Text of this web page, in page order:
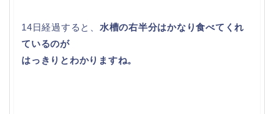
14日経過すると、 水槽の右半分はかなり食べてくれ
ているのが
はっきりとわかりますね。